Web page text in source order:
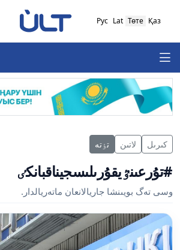
Қаз
Төте
Lat
Рус
كىرىل لاتىن تٶتە
#تۇرعىنٷيقۇرىلىسجيناقبانكٸ
وسى تەگ بويىنشا جاريالانعان ماتەريالدار.